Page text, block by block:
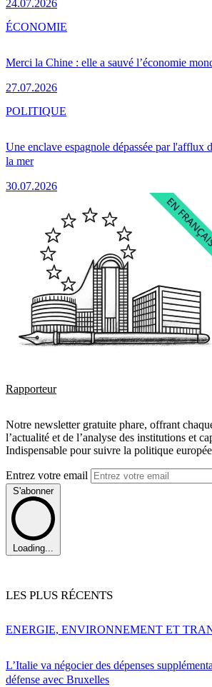
24.07.2026
Merci la Chine : elle a sauvé l’économie
27.07.2026
ÉCONOMIE
Une enclave espagnole dépassée par l'afflux
la mer
30.07.2026
POLITIQUE
Rapporteur
Notre newsletter gratuite phare, offrant
l’actualité et de l’analyse des institutions et
Indispensable pour suivre la politique
Entrez votre email
S'abonner
Loading...
LES PLUS RÉCENTS
L’Italie va négocier des dépenses
défense avec Bruxelles
ENERGIE, ENVIRONNEMENT ET